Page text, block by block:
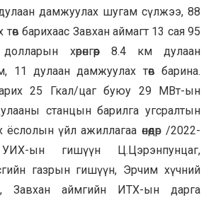
дамжуулах шугам сүлжээ, 88
барихаас Завхан аймагт 13 сая 95
хөрөнгөөр 8.4 км дулаан
11 дулаан дамжуулах төв барина.
25 Гкал/цаг буюу 29 МВт-ын
станцын барилга угсралтын
үйл ажиллагаа өнөөдөр /2022-
ын гишүүн Ц.Цэрэнпунцаг,
газрын гишүүн, Эрчим хүчний
Завхан аймгийн ИТХ-ын дарга